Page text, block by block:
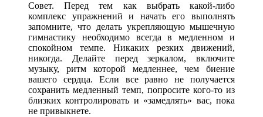
Совет. Перед тем как выбрать какой-либо
комплекс упражнений и начать его выполнять
запомните, что делать укрепляющую мышечную
гимнастику необходимо всегда в медленном и
спокойном темпе. Никаких резких движений,
никогда. Делайте перед зеркалом, включите
музыку, ритм которой медленнее, чем биение
вашего сердца. Если все равно не получается
сохранить медленный темп, попросите кого-то из
близких контролировать и «замедлять» вас, пока
не привыкнете.